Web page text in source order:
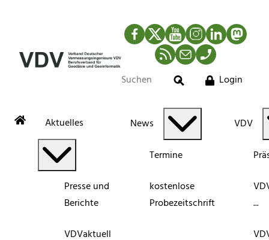
Facebook
TwitterYouTubeInstagram
LinkedIn
RSS-Newsfeed
MailTelefon
Suche
Login
Aktuelles
Presse und
Berichte
VDVaktuell
News
Termine
kostenlose
Probezeitschrift
VDV
...